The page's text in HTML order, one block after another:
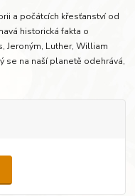
a počátcích křesťanství od
historická fakta o
Jeroným, Luther, William
se na naší planetě odehrává,